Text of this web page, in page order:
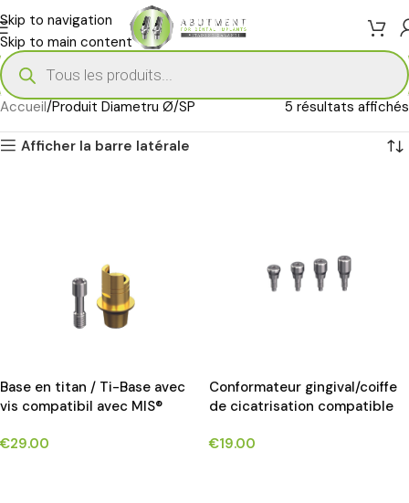
Skip to navigation
Skip to main content
Accueil Produit Diametru Ø SP 5 résultats affichés
Afficher la barre latérale
Base en titan / Ti-Base avec
vis compatibil avec MIS®
€29.00
Conformateur gingival/coiffe
de cicatrisation compatible
€19.00